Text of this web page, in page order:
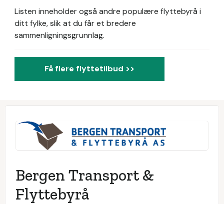
Listen inneholder også andre populære flyttebyrå i
ditt fylke, slik at du får et bredere
sammenligningsgrunnlag.
Få flere flyttetilbud >>
Bergen Transport &
Flyttebyrå